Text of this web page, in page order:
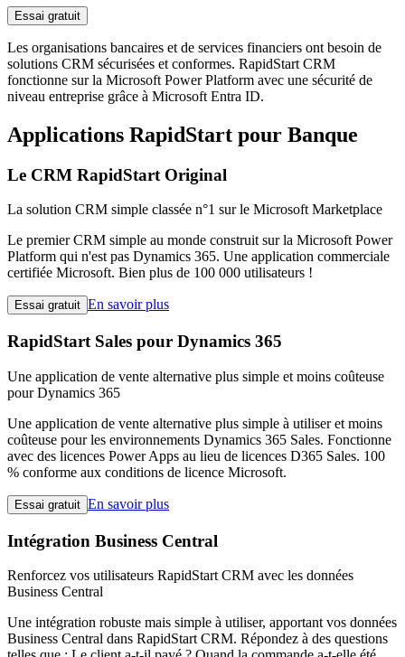
Essai gratuit
Les organisations bancaires et de services financiers ont besoin de
solutions CRM sécurisées et conformes. RapidStart CRM
fonctionne sur la Microsoft Power Platform avec une sécurité de
niveau entreprise grâce à Microsoft Entra ID.
Applications RapidStart pour Banque
Le CRM RapidStart Original
La solution CRM simple classée n°1 sur le Microsoft Marketplace
Le premier CRM simple au monde construit sur la Microsoft Power
Platform qui n'est pas Dynamics 365. Une application commerciale
certifiée Microsoft. Bien plus de 100 000 utilisateurs !
Essai gratuit En savoir plus
RapidStart Sales pour Dynamics 365
Une application de vente alternative plus simple et moins coûteuse
pour Dynamics 365
Une application de vente alternative plus simple à utiliser et moins
coûteuse pour les environnements Dynamics 365 Sales. Fonctionne
avec des licences Power Apps au lieu de licences D365 Sales. 100
% conforme aux conditions de licence Microsoft.
Essai gratuit En savoir plus
Intégration Business Central
Renforcez vos utilisateurs RapidStart CRM avec les données
Business Central
Une intégration robuste mais simple à utiliser, apportant vos données
Business Central dans RapidStart CRM. Répondez à des questions